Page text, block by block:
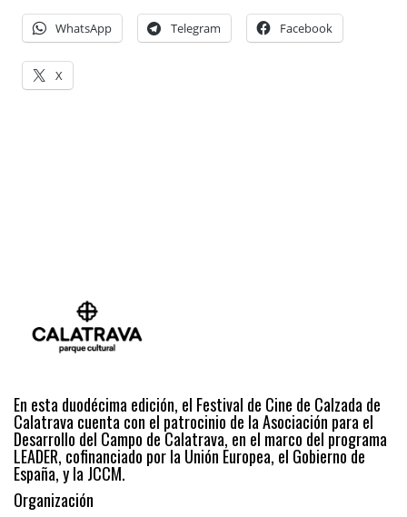
WhatsApp Telegram Facebook
X
En esta duodécima edición, el Festival de Cine de Calzada de
Calatrava cuenta con el patrocinio de la Asociación para el
Desarrollo del Campo de Calatrava, en el marco del programa
LEADER, cofinanciado por la Unión Europea, el Gobierno de
España, y la JCCM.
Organización